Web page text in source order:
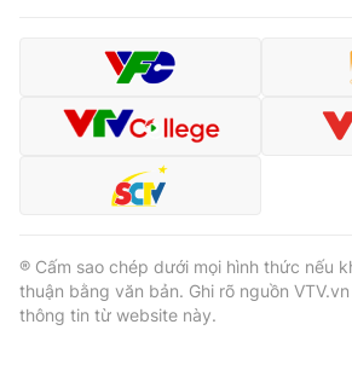
® Cấm sao chép dưới mọi hình thức nếu
thuận bằng văn bản. Ghi rõ nguồn
thông tin từ website này.